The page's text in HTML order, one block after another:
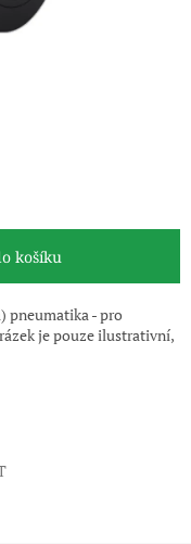
košíku
pneumatika - pro
je pouze ilustrativní,